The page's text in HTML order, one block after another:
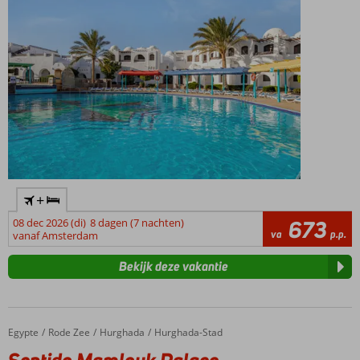
+
08 dec 2026 (di) 8 dagen (7 nachten)
vanaf Amsterdam
va 673 p.p.
Bekijk deze vakantie
Home
Egypte Rode Zee Hurghada Hurghada-Stad
Sentido Mamlouk Palace